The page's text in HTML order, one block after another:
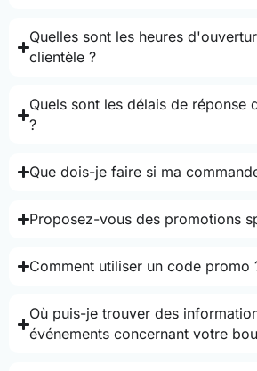
Quelles sont les heures
clientèle ?
Quels sont les délais de réponse
?
Que dois-je faire si ma
Proposez-vous des promotions
Comment utiliser un code promo
Où puis-je trouver des
événements concernant votre